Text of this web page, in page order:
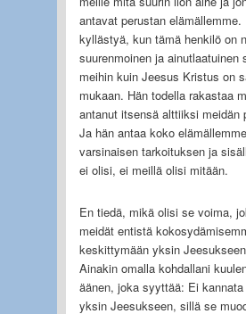
antavat perustan
kyllästyä, kun tämä henkilö on
suurenmoinen ja ainutlaatuinen
meihin kuin Jeesus Kristus on
mukaan. Hän todella rakastaa
antanut itsensä alttiiksi meidän
Ja hän antaa koko
varsinaisen tarkoituksen ja
ei olisi, ei meillä olisi mitään.
En tiedä, mikä olisi se voima,
meidät entistä
keskittymään yksin
Ainakin omalla kohdallani
äänen, joka syyttää: Ei
yksin Jeesukseen, sillä se